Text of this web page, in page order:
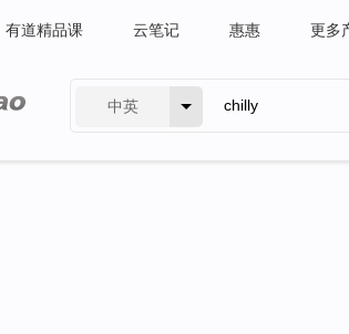
有道精品课 云笔记 惠惠 更多
中英